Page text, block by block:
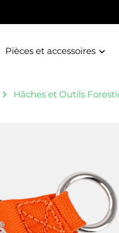
Pièces et accessoires
Hâches et Outils